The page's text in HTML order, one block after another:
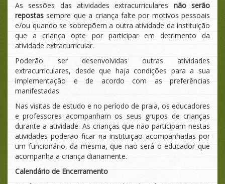
As sessões das atividades extracurriculares não serão
repostas sempre que a criança falte por motivos pessoais
e/ou quando se sobrepõem a outra atividade da instituição
que a criança opte por participar em detrimento da
atividade extracurricular.
Poderão ser desenvolvidas outras atividades
extracurriculares, desde que haja condições para a sua
implementação e de acordo com as preferências
manifestadas.
Nas visitas de estudo e no período de praia, os educadores
e professores acompanham os seus grupos de crianças
durante a atividade. As crianças que não participam nestas
atividades poderão ficar na instituição acompanhadas por
um funcionário, da mesma, que não será o educador que
acompanha a criança diariamente.
Calendário de Encerramento